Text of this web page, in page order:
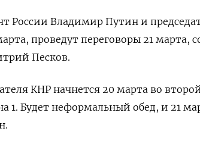
России Владимир Путин и
проведут переговоры 21 марта,
Песков.
КНР начнется 20 марта во
1. Будет неформальный обед, и 21